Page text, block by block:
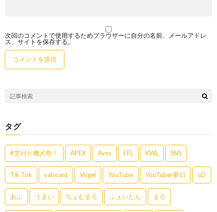
次回のコメントで使用するためブラウザーに自分の名前、メールアドレ
ス、サイトを保存する。
タグ
#芝刈り機〆危！ APEX Aves FFL KWL SNS
Tik Tok valorant Vogel YouTube YouTuber夢幻 αD
あぶ うまい ちょむまろ ふぇいたん まろ